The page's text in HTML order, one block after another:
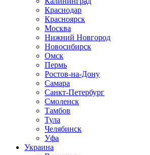
Краснодар
Красноярск
Москва
Нижний Новгород
Новосибирск
Омск
Пермь
Ростов-на-Дону
Самара
Санкт-Петербург
Смоленск
Тамбов
Тула
Челябинск
Уфа
Украина